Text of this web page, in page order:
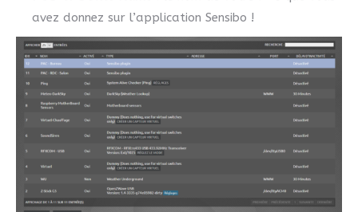
avez donnez sur l’application Sensibo !